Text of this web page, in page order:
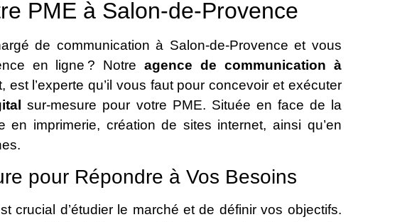
PME à Salon-de-Provence
de communication à Salon-de-Provence et vous
en ligne ? Notreagence de communication à
est l’experte qu’il vous faut pour concevoir et exécuter
sur-mesure pour votre PME. Située en face de la
en imprimerie, création de sites internet, ainsi qu’en
pour Répondre à Vos Besoins
crucial d’étudier le marché et de définir vos objectifs.